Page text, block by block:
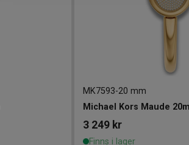
MK7593-20 mm
Michael Kors Maude
3 249 kr
Finns i lager